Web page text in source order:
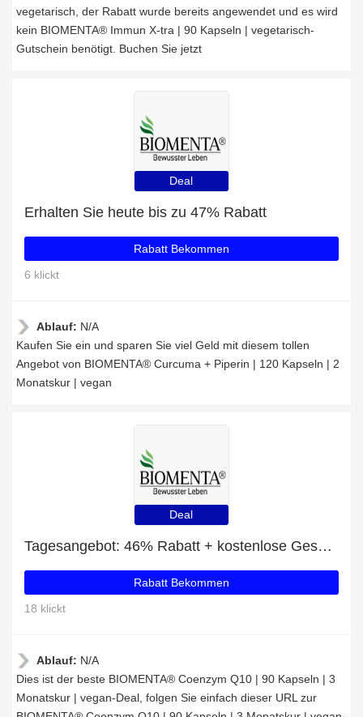
vegetarisch, der Rabatt wurde bereits angewendet und es wird
kein BIOMENTA® Immun X-tra | 90 Kapseln | vegetarisch-
Gutschein benötigt. Buchen Sie jetzt
Deal
Erhalten Sie heute bis zu 47% Rabatt
Rabatt Bekommen
6 klickt
Ablauf: N/A
Kaufen Sie ein und sparen Sie viel Geld mit diesem tollen
Angebot von BIOMENTA® Curcuma + Piperin | 120 Kapseln | 2
Monatskur | vegan
Deal
Tagesangebot: 46% Rabatt + kostenlose Geschenke und BIOMENTA® Coenzym Q10 | 90 Kapseln | 3 Monatskur | vegan Rabatt
Rabatt Bekommen
18 klickt
Ablauf: N/A
Dies ist der beste BIOMENTA® Coenzym Q10 | 90 Kapseln | 3
Monatskur | vegan-Deal, folgen Sie einfach dieser URL zur